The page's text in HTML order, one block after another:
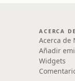
ACERCA DE
Acerca de
Añadir
Widgets